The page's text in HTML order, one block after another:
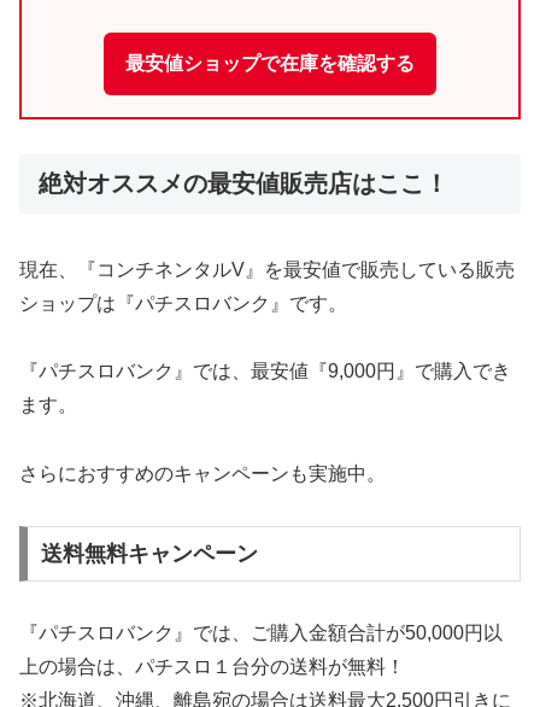
最安値ショップで在庫を確認する
絶対オススメの最安値販売店はここ！
現在、『コンチネンタルV』を最安値で販売している販売
ショップは『パチスロバンク』です。
『パチスロバンク』では、最安値『9,000円』で購入でき
ます。
さらにおすすめのキャンペーンも実施中。
送料無料キャンペーン
『パチスロバンク』では、ご購入金額合計が50,000円以
上の場合は、パチスロ１台分の送料が無料！
※北海道、沖縄、離島宛の場合は送料最大2,500円引きに